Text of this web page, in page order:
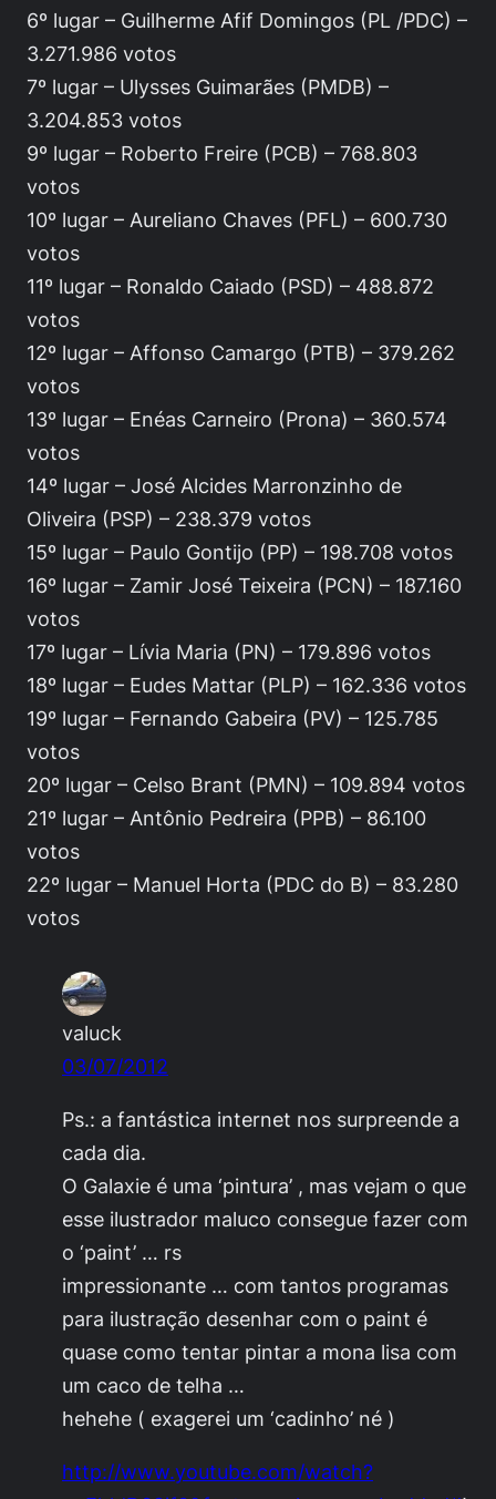
6º lugar – Guilherme Afif Domingos (PL /PDC) –
3.271.986 votos
7º lugar – Ulysses Guimarães (PMDB) –
3.204.853 votos
9º lugar – Roberto Freire (PCB) – 768.803
votos
10º lugar – Aureliano Chaves (PFL) – 600.730
votos
11º lugar – Ronaldo Caiado (PSD) – 488.872
votos
12º lugar – Affonso Camargo (PTB) – 379.262
votos
13º lugar – Enéas Carneiro (Prona) – 360.574
votos
14º lugar – José Alcides Marronzinho de
Oliveira (PSP) – 238.379 votos
15º lugar – Paulo Gontijo (PP) – 198.708 votos
16º lugar – Zamir José Teixeira (PCN) – 187.160
votos
17º lugar – Lívia Maria (PN) – 179.896 votos
18º lugar – Eudes Mattar (PLP) – 162.336 votos
19º lugar – Fernando Gabeira (PV) – 125.785
votos
20º lugar – Celso Brant (PMN) – 109.894 votos
21º lugar – Antônio Pedreira (PPB) – 86.100
votos
22º lugar – Manuel Horta (PDC do B) – 83.280
votos
valuck
03/07/2012
Ps.: a fantástica internet nos surpreende a
cada dia.
O Galaxie é uma ‘pintura’ , mas vejam o que
esse ilustrador maluco consegue fazer com
o ‘paint’ … rs
impressionante … com tantos programas
para ilustração desenhar com o paint é
quase como tentar pintar a mona lisa com
um caco de telha …
hehehe ( exagerei um ‘cadinho’ né )
http://www.youtube.com/watch?